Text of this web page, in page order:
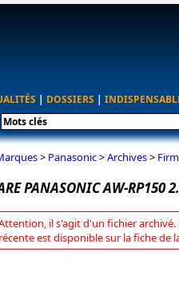
| DOSSIERS |
> Panasonic>Archives>
PANASONIC AW-RP150
il s'agit d'un fichier
récente est disponible sur la fiche de